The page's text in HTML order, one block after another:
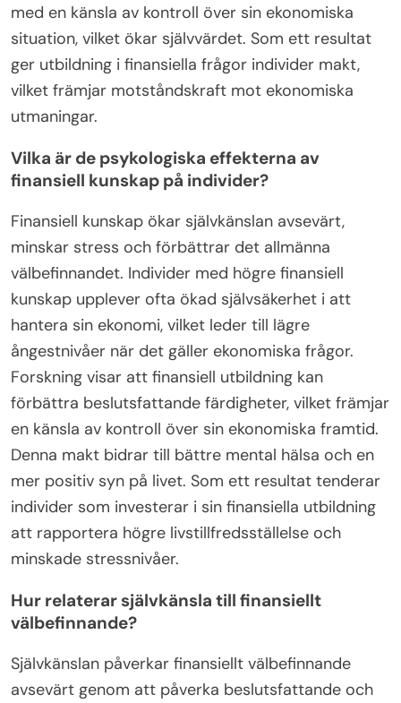
med en känsla av kontroll över sin ekonomiska
situation, vilket ökar självvärdet. Som ett resultat
ger utbildning i finansiella frågor individer makt,
vilket främjar motståndskraft mot ekonomiska
utmaningar.
Vilka är de psykologiska effekterna av
finansiell kunskap på individer?
Finansiell kunskap ökar självkänslan avsevärt,
minskar stress och förbättrar det allmänna
välbefinnandet. Individer med högre finansiell
kunskap upplever ofta ökad självsäkerhet i att
hantera sin ekonomi, vilket leder till lägre
ångestnivåer när det gäller ekonomiska frågor.
Forskning visar att finansiell utbildning kan
förbättra beslutsfattande färdigheter, vilket främjar
en känsla av kontroll över sin ekonomiska framtid.
Denna makt bidrar till bättre mental hälsa och en
mer positiv syn på livet. Som ett resultat tenderar
individer som investerar i sin finansiella utbildning
att rapportera högre livstillfredsställelse och
minskade stressnivåer.
Hur relaterar självkänsla till finansiellt
välbefinnande?
Självkänslan påverkar finansiellt välbefinnande
avsevärt genom att påverka beslutsfattande och